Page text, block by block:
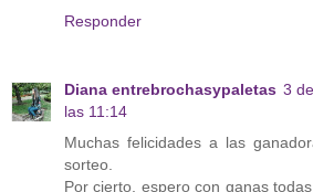
Responder
Diana entrebrochasypaletas 3
las 11:14
Muchas felicidades a las
sorteo.
Por cierto, espero con ganas